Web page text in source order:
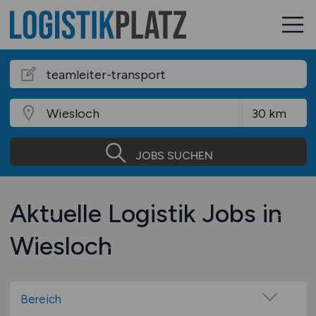
JOBS SUCHEN
Aktuelle Logistik Jobs in
Wiesloch
Bereich